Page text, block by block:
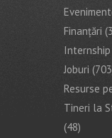
Finanţări
Internship
Joburi
Resurse
Tineri la
(48)